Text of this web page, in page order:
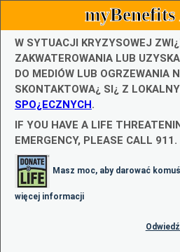
W SYTUACJI KRYZYSOWEJ
ZAKWATEROWANIA LUB
DO MEDIÓW LUB OGRZEWANIA
SKONTAKTOWA¿ SI¿ Z
SPO¿ECZNYCH.
IF YOU HAVE A LIFE
EMERGENCY, PLEASE CALL 911.
Masz moc, aby darować
więcej informacji